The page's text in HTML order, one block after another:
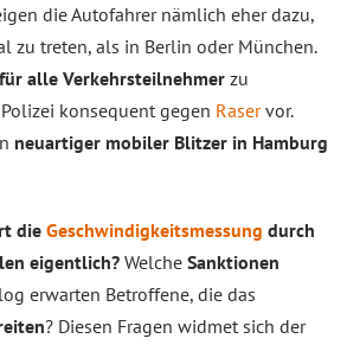
die Autofahrer nämlich eher dazu,
zu treten, als in Berlin oder München.
alle Verkehrsteilnehmer zu
konsequent gegen Raservor.
neuartiger mobiler Blitzer in Hamburg
dieGeschwindigkeitsmessung durch
eigentlich? Welche Sanktionen
erwarten Betroffene, die das
? Diesen Fragen widmet sich der